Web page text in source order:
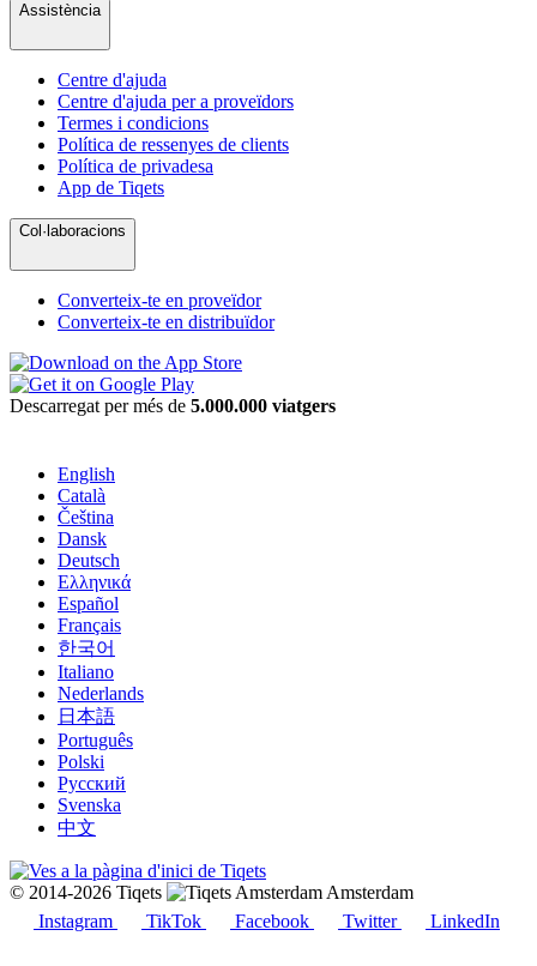
Assistència
Centre d'ajuda
Centre d'ajuda per a proveïdors
Termes i condicions
Política de ressenyes de clients
Política de privadesa
App de Tiqets
Col·laboracions
Converteix-te en proveïdor
Converteix-te en distribuïdor
Descarregat per més de 5.000.000 viatgers
English
Català
Čeština
Dansk
Deutsch
Ελληνικά
Español
Français
한국어
Italiano
Nederlands
日本語
Português
Polski
Русский
Svenska
中文
© 2014-2026 Tiqets
Amsterdam
Instagram
TikTok Facebook Twitter LinkedIn